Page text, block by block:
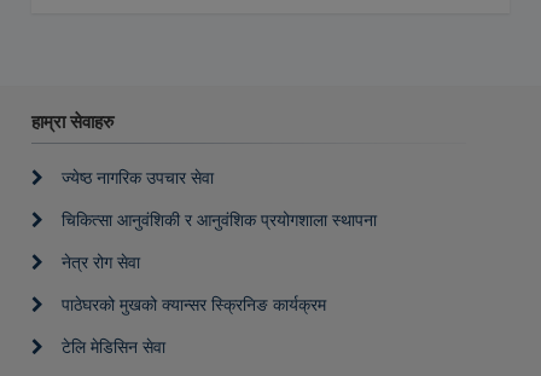
हाम्रा सेवाहरु
ज्येष्ठ नागरिक उपचार सेवा
चिकित्सा आनुवंशिकी र आनुवंशिक प्रयोगशाला स्थापना
नेत्र रोग सेवा
पाठेघरको मुखको क्यान्सर स्क्रिनिङ कार्यक्रम
टेलि मेडिसिन सेवा